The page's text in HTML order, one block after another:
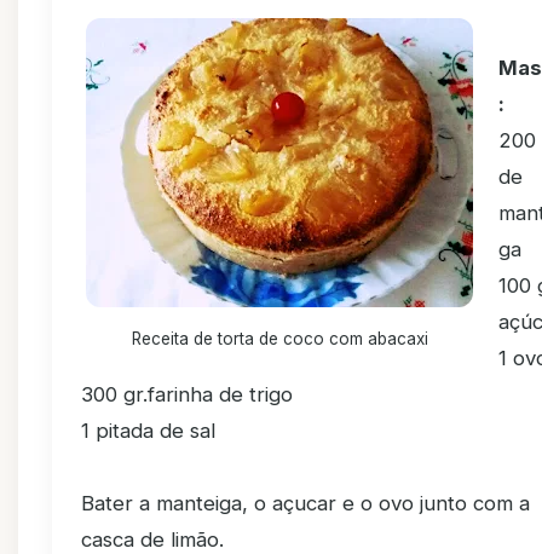
Receita de torta de coco com abacaxi
:
200
de
ga
100
1
300 gr.farinha de trigo
1 pitada de sal
Bater a manteiga, o açucar e o ovo junto com a
casca de limão.